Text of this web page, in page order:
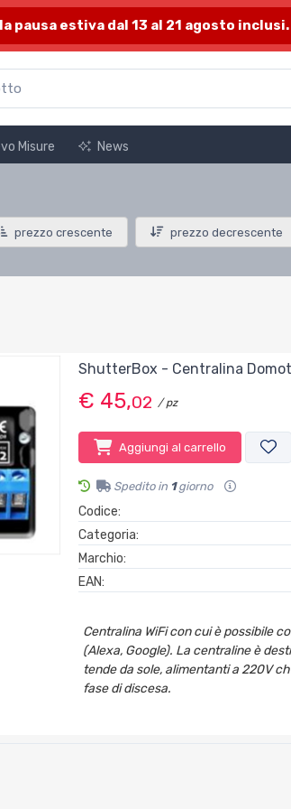
pausa estiva dal 13 al 21 agosto inclusi.
Misure News
prezzo crescente prezzo decrescente
ShutterBox - Centralina
€ 45,02 / pz
Aggiungi al carrello
Spedito in 1giorno
Codice:
Categoria:
Marchio:
EAN:
Centralina WiFi con cui è possibile
(Alexa, Google). La centraline è
tende da sole, alimentanti a 220V
fase di discesa.